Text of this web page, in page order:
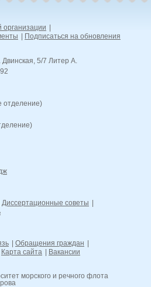
организации
Подписаться на обновления
Двинская, 5/7 Литер А.
отделение)
Диссертационные советы
Обращения граждан
Карта сайта Вакансии
морского и речного флота